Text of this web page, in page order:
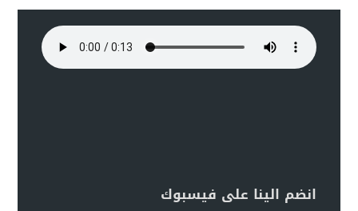
انضم الينا على فيسبوك